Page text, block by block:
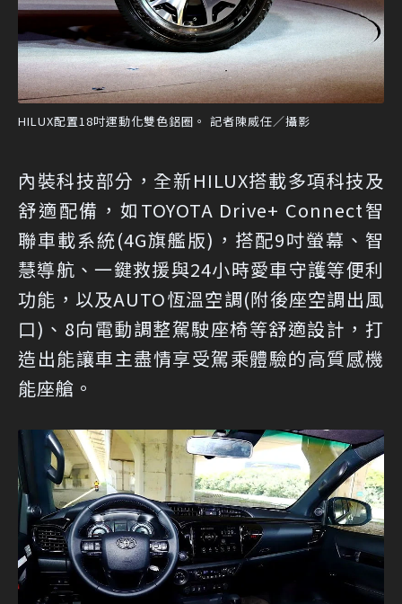
HILUX配置18吋運動化雙色鋁圈。 記者陳威任／攝影
內裝科技部分，全新HILUX搭載多項科技及
舒適配備，如TOYOTA Drive+ Connect智
聯車載系統(4G旗艦版)，搭配9吋螢幕、智
慧導航、一鍵救援與24小時愛車守護等便利
功能，以及AUTO恆溫空調(附後座空調出風
口)、8向電動調整駕駛座椅等舒適設計，打
造出能讓車主盡情享受駕乘體驗的高質感機
能座艙。